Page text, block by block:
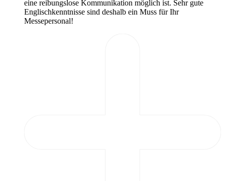
eine reibungslose Kommunikation möglich ist. Sehr gute
Englischkenntnisse sind deshalb ein Muss für Ihr
Messepersonal!